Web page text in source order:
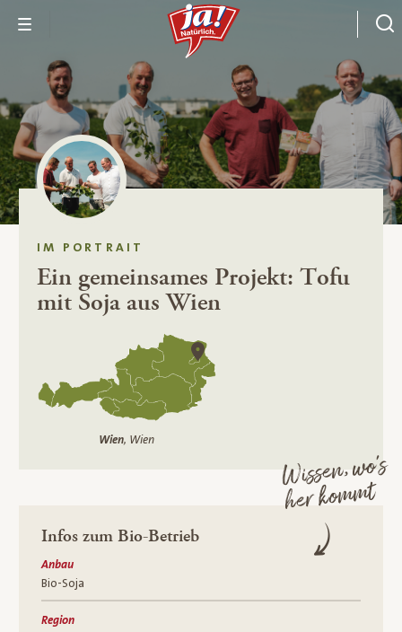
IM PORTRAIT
Ein gemeinsames Projekt: Tofu
mit Soja aus Wien
Wien, Wien
Wissen, wo’s
her kommt
Infos zum Bio-Betrieb
Anbau
Bio-Soja
Region